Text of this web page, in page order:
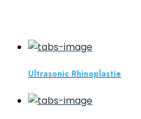
Ultrasonic Rhinoplastie